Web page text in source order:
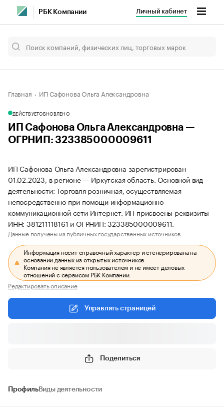
РБК Компании Личный кабинет
Главная ИП Сафонова Ольга Александровна
ДЕЙСТВУЕТОБНОВЛЕНО
ИП Сафонова Ольга Александровна —
ОГРНИП: 323385000009611
ИП Сафонова Ольга Александровна зарегистрирован
01.02.2023, в регионе — Иркутская область. Основной вид
деятельности: Торговля розничная, осуществляемая
непосредственно при помощи информационно-
коммуникационной сети Интернет. ИП присвоены реквизиты
ИНН: 381211118161 и ОГРНИП: 323385000009611.
Данные получены из публичных государственных источников.
Информация носит справочный характер и сгенерирована на
основании данных из открытых источников.
Компания не является пользователем и не имеет деловых
отношений с сервисом РБК Компании.
Редактировать описание
Управлять страницей
Поделиться
ПрофильВиды деятельности